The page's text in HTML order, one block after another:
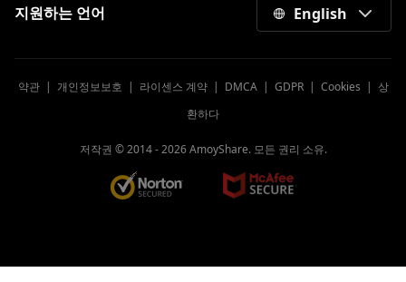
지원하는 언어 English
약관| 개인정보보호 | 라이센스 계약| DMCA| GDPR| Cookies | 상
환하다
저작권 © 2014 -2026AmoyShare. 모든 권리 소유.